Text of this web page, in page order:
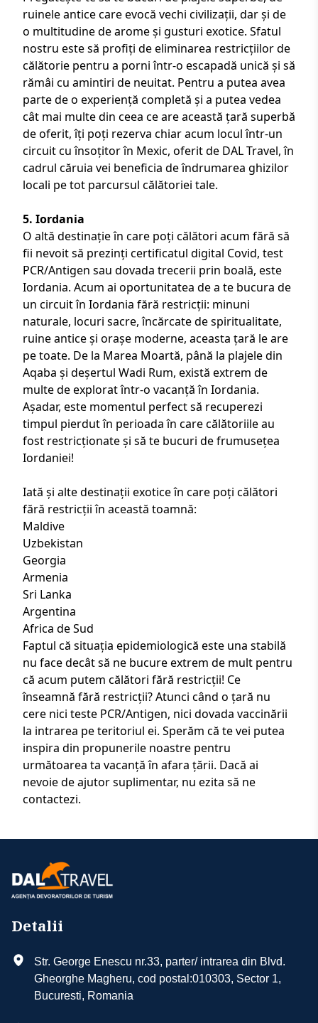
ruinele antice care evocă vechi civilizații, dar și de
o multitudine de arome și gusturi exotice. Sfatul
nostru este să profiți de eliminarea restricțiilor de
călătorie pentru a porni într-o escapadă unică și să
rămâi cu amintiri de neuitat. Pentru a putea avea
parte de o experiență completă și a putea vedea
cât mai multe din ceea ce are această țară superbă
de oferit, îți poți rezerva chiar acum locul într-un
circuit cu însoțitor în Mexic, oferit de DAL Travel, în
cadrul căruia vei beneficia de îndrumarea ghizilor
locali pe tot parcursul călătoriei tale.
5. Iordania
O altă destinație în care poți călători acum fără să
fii nevoit să prezinți certificatul digital Covid, test
PCR/Antigen sau dovada trecerii prin boală, este
Iordania. Acum ai oportunitatea de a te bucura de
un circuit în Iordania fără restricții: minuni
naturale, locuri sacre, încărcate de spiritualitate,
ruine antice și orașe moderne, aceasta țară le are
pe toate. De la Marea Moartă, până la plajele din
Aqaba și deșertul Wadi Rum, există extrem de
multe de explorat într-o vacanță în Iordania.
Așadar, este momentul perfect să recuperezi
timpul pierdut în perioada în care călătoriile au
fost restricționate și să te bucuri de frumusețea
Iordaniei!
Iată și alte destinații exotice în care poți călători
fără restricții în această toamnă:
Maldive
Uzbekistan
Georgia
Armenia
Sri Lanka
Argentina
Africa de Sud
Faptul că situația epidemiologică este una stabilă
nu face decât să ne bucure extrem de mult pentru
că acum putem călători fără restricții! Ce
înseamnă fără restricții? Atunci când o țară nu
cere nici teste PCR/Antigen, nici dovada vaccinării
la intrarea pe teritoriul ei. Sperăm că te vei putea
inspira din propunerile noastre pentru
următoarea ta vacanță în afara țării. Dacă ai
nevoie de ajutor suplimentar, nu ezita să ne
contactezi.
Detalii
Str. George Enescu nr.33, parter/ intrarea din Blvd.
Gheorghe Magheru, cod postal:010303, Sector 1,
Bucuresti, Romania